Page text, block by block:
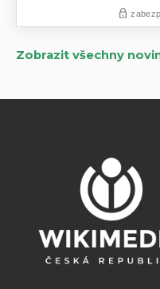
Zobrazit všechny